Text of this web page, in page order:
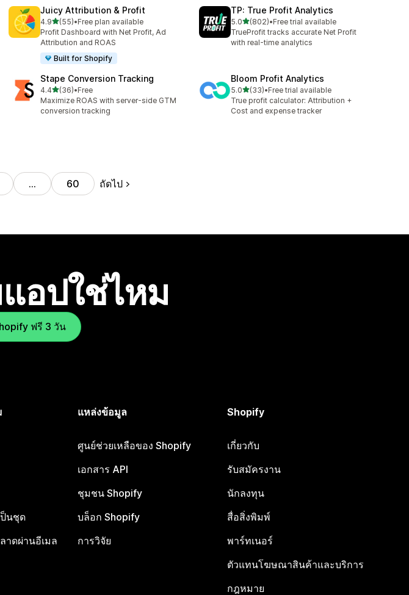
Juicy Attribution & Profit
4.9เต็ม 5 ดาว
(55)
ทั้งหมด 55 รีวิว
•Free plan available
Profit Dashboard with Net Profit, Ad
Attribution and ROAS
Built for Shopify
TP: True Profit Analytics
5.0เต็ม 5 ดาว
(802)
ทั้งหมด 802 รีวิว
•Free trial available
TrueProfit tracks accurate Net Profit
with real-time analytics
Stape Conversion Tracking
4.4เต็ม 5 ดาว
(36)
ทั้งหมด 36 รีวิว
•Free
Maximize ROAS with server-side GTM
conversion tracking
Bloom Profit Analytics
5.0เต็ม 5 ดาว
(33)
ทั้งหมด 33 รีวิว
•Free trial available
True profit calculator: Attribution +
Cost and expense tracker
… 60 ถัดไป
อปใช่ไหม
ฟรี 3 วัน
ป็นชุด
าดผ่านอีเมล
แหล่งข้อมูล
ศูนย์ช่วยเหลือของ Shopify
เอกสาร API
ชุมชน Shopify
บล็อก Shopify
การวิจัย
Shopify
เกี่ยวกับ
รับสมัครงาน
นักลงทุน
สื่อสิ่งพิมพ์
พาร์ทเนอร์
ตัวแทนโฆษณาสินค้าและบริการ
กฎหมาย